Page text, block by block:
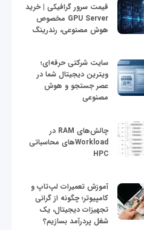
قیمت سرور گرافیکی | خرید
GPU Server مخصوص
هوش مصنوعی، رندرینگ
سایت شرکتی حرفه‌ای؛
ویترین دیجیتال شما در
عصر جستجو و هوش
مصنوعی
چالش‌های RAM در
Workloadهای محاسباتی
HPC
آموزش تعمیرات لپ‌تاپ و
کامپیوتر؛ چگونه از گرانی
تجهیزات دیجیتال، یک
شغل پردرآمد بسازیم؟